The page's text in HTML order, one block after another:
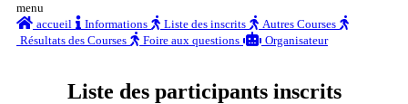
menu
accueil
Informations Liste des inscrits
Autres Courses
Résultats des Courses
Foire aux questions Organisateur
Liste des participants inscrits